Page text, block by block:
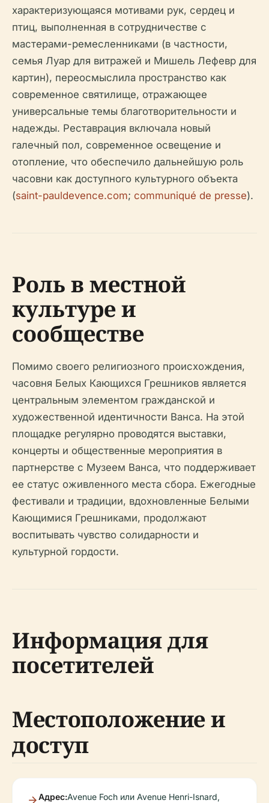
характеризующаяся мотивами рук, сердец и
птиц, выполненная в сотрудничестве с
мастерами-ремесленниками (в частности,
семья Луар для витражей и Мишель Лефевр для
картин), переосмыслила пространство как
современное святилище, отражающее
универсальные темы благотворительности и
надежды. Реставрация включала новый
галечный пол, современное освещение и
отопление, что обеспечило дальнейшую роль
часовни как доступного культурного объекта
(saint-pauldevence.com; communiqué de presse).
Роль в местной
культуре и
сообществе
Помимо своего религиозного происхождения,
часовня Белых Кающихся Грешников является
центральным элементом гражданской и
художественной идентичности Ванса. На этой
площадке регулярно проводятся выставки,
концерты и общественные мероприятия в
партнерстве с Музеем Ванса, что поддерживает
ее статус оживленного места сбора. Ежегодные
фестивали и традиции, вдохновленные Белыми
Кающимися Грешниками, продолжают
воспитывать чувство солидарности и
культурной гордости.
Информация для
посетителей
Местоположение и
доступ
Адрес:Avenue Foch или Avenue Henri-Isnard,